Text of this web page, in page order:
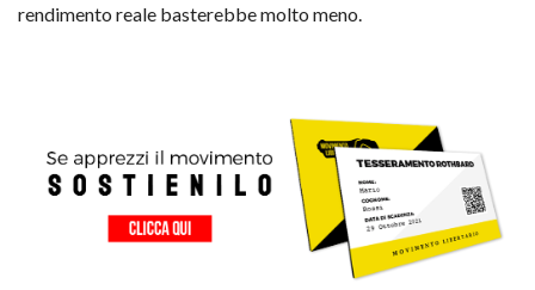
rendimento reale basterebbe molto meno.